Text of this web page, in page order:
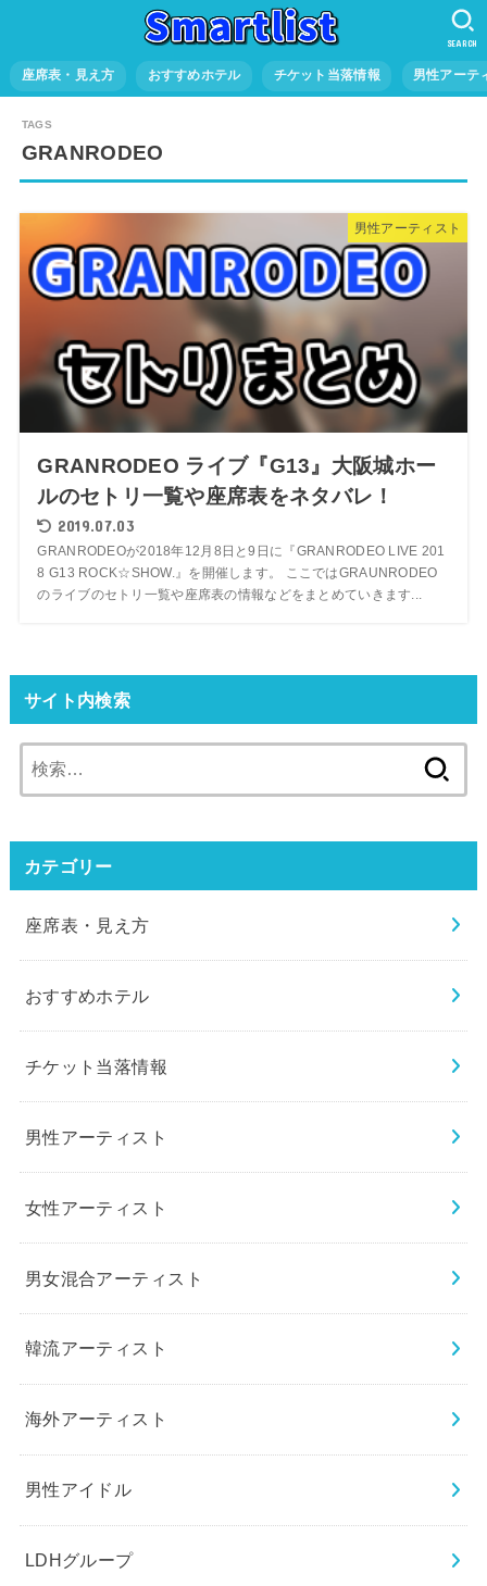
座席表・見え方 おすすめホテル チケット当落情報 男性アーテ
SEARCH
GRANRODEO
男性アーティスト
GRANRODEO ライブ『G13』大阪城ホー
ルのセトリ一覧や座席表をネタバレ！
2019.07.03
GRANRODEOが2018年12月8日と9日に『GRANRODEO LIVE 201
8 G13 ROCK☆SHOW.』を開催します。 ここではGRAUNRODEO
のライブのセトリ一覧や座席表の情報などをまとめていきます...
サイト内検索
索:
カテゴリー
座席表・見え方
おすすめホテル
チケット当落情報
男性アーティスト
女性アーティスト
男女混合アーティスト
韓流アーティスト
海外アーティスト
男性アイドル
LDHグループ